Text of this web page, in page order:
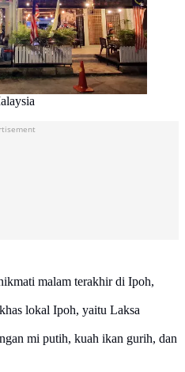
malam terakhir di Ipoh,
lokal Ipoh, yaitu Laksa
mi putih, kuah ikan gurih, dan